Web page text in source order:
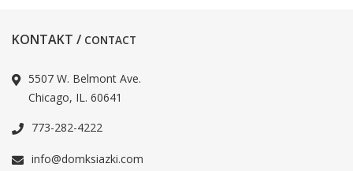
KONTAKT / CONTACT
5507 W. Belmont Ave.
Chicago, IL. 60641
773-282-4222
info@domksiazki.com